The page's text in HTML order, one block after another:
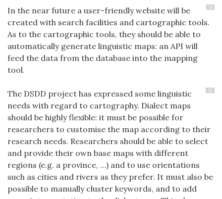
31
In the near future a user-friendly website will be
created with search facilities and cartographic tools.
As to the cartographic tools, they should be able to
automatically generate linguistic maps: an API will
feed the data from the database into the mapping
tool.
32
The DSDD project has expressed some linguistic
needs with regard to cartography. Dialect maps
should be highly flexible: it must be possible for
researchers to customise the map according to their
research needs. Researchers should be able to select
and provide their own base maps with different
regions (e.g. a province, …) and to use orientations
such as cities and rivers as they prefer. It must also be
possible to manually cluster keywords, and to add